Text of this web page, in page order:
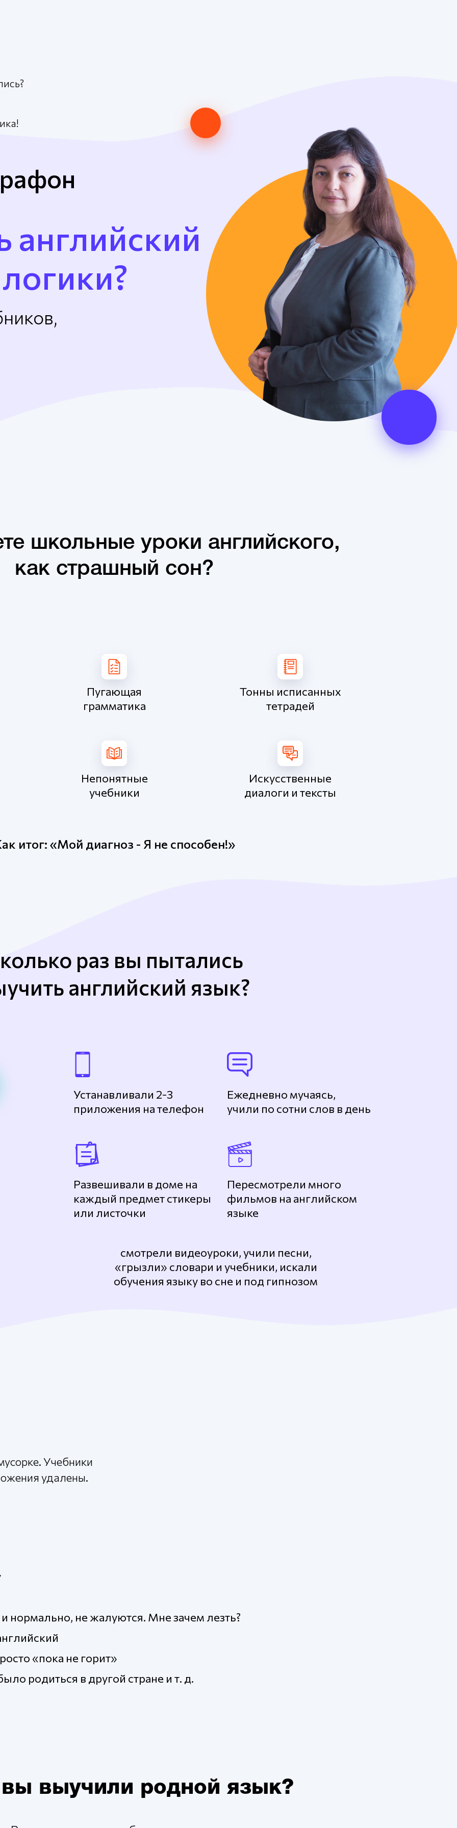
английский
школьные уроки английского,
как страшный сон?
Пугающая
грамматика
Непонятные
учебники
Тонны исписанных
тетрадей
Искусственные
диалоги и тексты
итог: «Мой диагноз - Я не способен!»
раз вы пытались
английский язык?
Устанавливали 2-3
приложения на телефон
Ежедневно мучаясь,
учили по сотни слов в день
Развешивали в доме на
каждый предмет стикеры
или листочки
Пересмотрели много
фильмов на английском
языке
смотрели видеоуроки, учили песни,
«грызли» словари и учебники, искали
обучения языку во сне и под гипнозом
Учебники
удалены.
нормально, не жалуются. Мне зачем лезть?
«пока не горит»
родиться в другой стране и т. д.
выучили родной язык?